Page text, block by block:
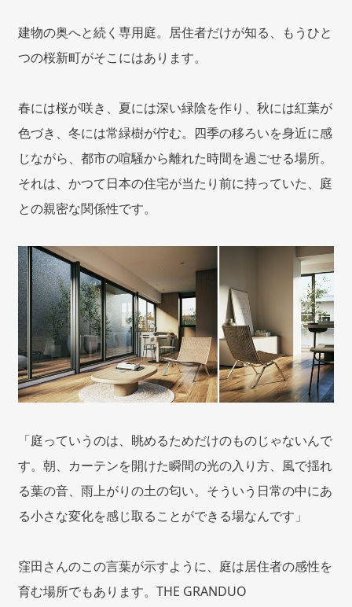
建物の奥へと続く専用庭。居住者だけが知る、もうひと
つの桜新町がそこにはあります。
春には桜が咲き、夏には深い緑陰を作り、秋には紅葉が
色づき、冬には常緑樹が佇む。四季の移ろいを身近に感
じながら、都市の喧騒から離れた時間を過ごせる場所。
それは、かつて日本の住宅が当たり前に持っていた、庭
との親密な関係性です。
「庭っていうのは、眺めるためだけのものじゃないんで
す。朝、カーテンを開けた瞬間の光の入り方、風で揺れ
る葉の音、雨上がりの土の匂い。そういう日常の中にあ
る小さな変化を感じ取ることができる場なんです」
窪田さんのこの言葉が示すように、庭は居住者の感性を
育む場所でもあります。THE GRANDUO